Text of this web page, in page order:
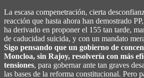
La escasa compenetración, cierta
reacción que hasta ahora han demostrado
ha derivado en proponer el 155 tan tarde,
de caducidad suicida, y con un mandato
Sigo pensando que un gobierno de
Moncloa, sin Rajoy, resolvería con más
tensiones, para gobernar ante tan graves
las bases de la reforma constitucional. Pero